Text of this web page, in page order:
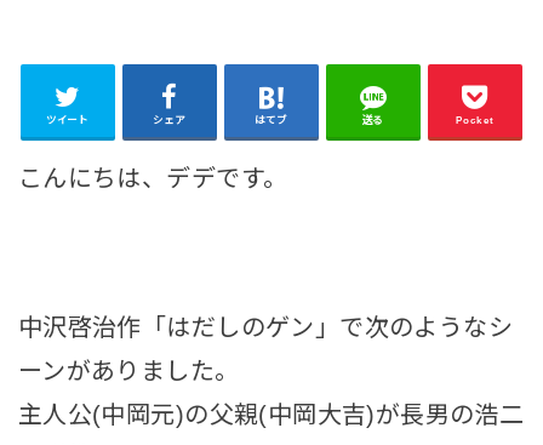
ツイート シェア はてブ 送る Pocket
こんにちは、デデです。
中沢啓治作「はだしのゲン」で次のようなシ
ーンがありました。
主人公(中岡元)の父親(中岡大吉)が長男の浩二